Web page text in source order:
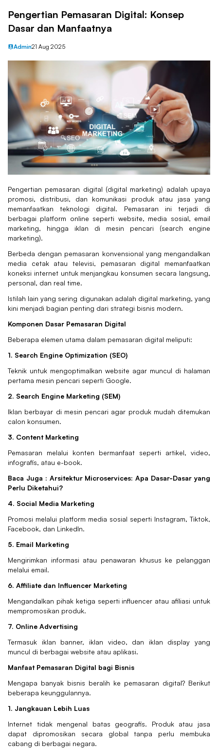
Pengertian Pemasaran Digital: Konsep
Dasar dan Manfaatnya
Admin21 Aug 2025
Pengertian pemasaran digital (digital marketing) adalah upaya
promosi, distribusi, dan komunikasi produk atau jasa yang
memanfaatkan teknologi digital. Pemasaran ini terjadi di
berbagai platform online seperti website, media sosial, email
marketing, hingga iklan di mesin pencari (search engine
marketing).
Berbeda dengan pemasaran konvensional yang mengandalkan
media cetak atau televisi, pemasaran digital memanfaatkan
koneksi internet untuk menjangkau konsumen secara langsung,
personal, dan real time.
Istilah lain yang sering digunakan adalah digital marketing, yang
kini menjadi bagian penting dari strategi bisnis modern.
Komponen Dasar Pemasaran Digital
Beberapa elemen utama dalam pemasaran digital meliputi:
1. Search Engine Optimization (SEO)
Teknik untuk mengoptimalkan website agar muncul di halaman
pertama mesin pencari seperti Google.
2. Search Engine Marketing (SEM)
Iklan berbayar di mesin pencari agar produk mudah ditemukan
calon konsumen.
3. Content Marketing
Pemasaran melalui konten bermanfaat seperti artikel, video,
infografis, atau e-book.
Baca Juga : Arsitektur Microservices: Apa Dasar-Dasar yang
Perlu Diketahui?
4. Social Media Marketing
Promosi melalui platform media sosial seperti Instagram, Tiktok,
Facebook, dan LinkedIn.
5. Email Marketing
Mengirimkan informasi atau penawaran khusus ke pelanggan
melalui email.
6. Affiliate dan Influencer Marketing
Mengandalkan pihak ketiga seperti influencer atau afiliasi untuk
mempromosikan produk.
7. Online Advertising
Termasuk iklan banner, iklan video, dan iklan display yang
muncul di berbagai website atau aplikasi.
Manfaat Pemasaran Digital bagi Bisnis
Mengapa banyak bisnis beralih ke pemasaran digital? Berikut
beberapa keunggulannya.
1. Jangkauan Lebih Luas
Internet tidak mengenal batas geografis. Produk atau jasa
dapat dipromosikan secara global tanpa perlu membuka
cabang di berbagai negara.